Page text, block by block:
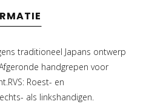
traditioneel Japans ontwerp
handgrepen voor
Roest- en
als linkshandigen.